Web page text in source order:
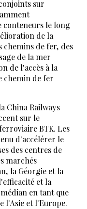
sur
conteneurs le long
de la
chemins de fer, des
de la mer
de l'accès à la
chemin de fer
China Railways
sur le
BTK. Les
d'accélérer le
des centres de
marchés
la Géorgie et la
et la
en tant que
l'Asie et l'Europe.